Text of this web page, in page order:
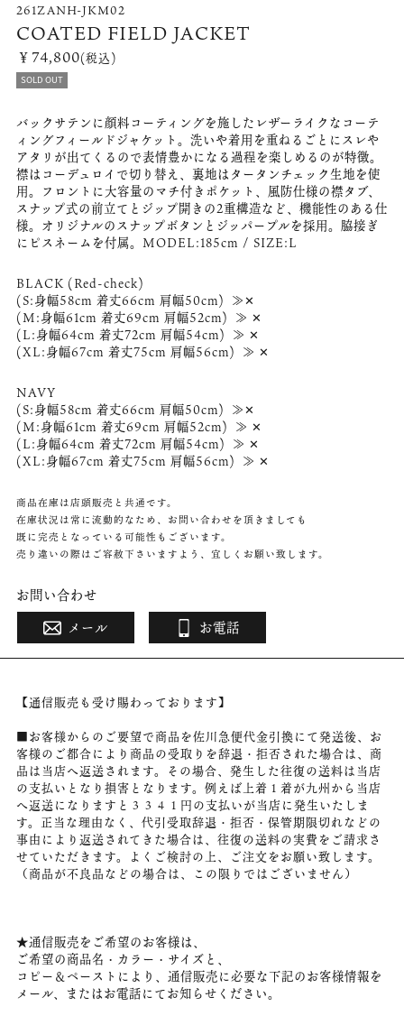
261ZANH-JKM02
COATED FIELD JACKET
￥74,800(税込)
SOLD OUT
バックサテンに顔料コーティングを施したレザーライクなコーテ
ィングフィールドジャケット。洗いや着用を重ねるごとにスレや
アタリが出てくるので表情豊かになる過程を楽しめるのが特徴。
襟はコーデュロイで切り替え、裏地はタータンチェック生地を使
用。フロントに大容量のマチ付きポケット、風防仕様の襟タブ、
スナップ式の前立てとジップ開きの2重構造など、機能性のある仕
様。オリジナルのスナップボタンとジッパープルを採用。脇接ぎ
にピスネームを付属。MODEL:185cm / SIZE:L
BLACK (Red-check)
(S:身幅58cm 着丈66cm 肩幅50cm) ≫✕
(M:身幅61cm 着丈69cm 肩幅52cm) ≫ ✕
(L:身幅64cm 着丈72cm 肩幅54cm) ≫ ✕
(XL:身幅67cm 着丈75cm 肩幅56cm) ≫ ✕
NAVY
(S:身幅58cm 着丈66cm 肩幅50cm) ≫✕
(M:身幅61cm 着丈69cm 肩幅52cm) ≫ ✕
(L:身幅64cm 着丈72cm 肩幅54cm) ≫ ✕
(XL:身幅67cm 着丈75cm 肩幅56cm) ≫ ✕
商品在庫は店頭販売と共通です。
在庫状況は常に流動的なため、お問い合わせを頂きましても
既に完売となっている可能性もございます。
売り違いの際はご容赦下さいますよう、宜しくお願い致します。
お問い合わせ
メール
お電話
【通信販売も受け賜わっております】
■お客様からのご要望で商品を佐川急便代金引換にて発送後、お
客様のご都合により商品の受取りを辞退・拒否された場合は、商
品は当店へ返送されます。その場合、発生した往復の送料は当店
の支払いとなり損害となります。例えば上着１着が九州から当店
へ返送になりますと３３４１円の支払いが当店に発生いたしま
す。正当な理由なく、代引受取辞退・拒否・保管期限切れなどの
事由により返送されてきた場合は、往復の送料の実費をご請求さ
せていただきます。よくご検討の上、ご注文をお願い致します。
（商品が不良品などの場合は、この限りではございません）
★通信販売をご希望のお客様は、
ご希望の商品名・カラー・サイズと、
コピー＆ペーストにより、通信販売に必要な下記のお客様情報を
メール、またはお電話にてお知らせください。